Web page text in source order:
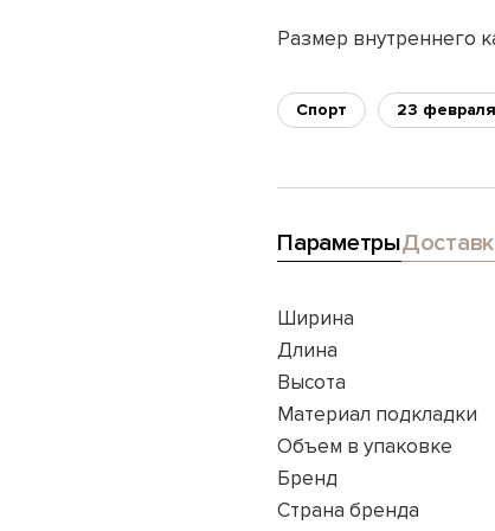
Размер внутреннего
Спорт 23 февраля
Параметры
Ширина
Длина
Высота
Материал подкладки
Объем в упаковке
Бренд
Страна бренда